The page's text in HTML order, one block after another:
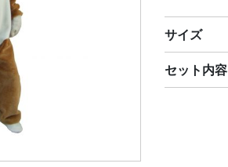
サイズ
セット内容